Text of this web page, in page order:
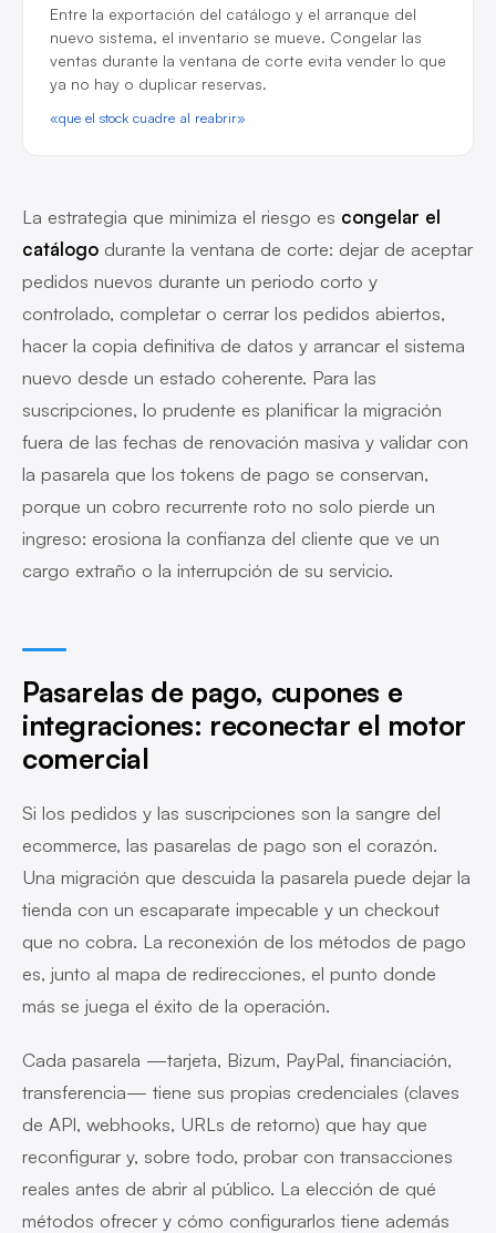
Entre la exportación del catálogo y el arranque del
nuevo sistema, el inventario se mueve. Congelar las
ventas durante la ventana de corte evita vender lo que
ya no hay o duplicar reservas.
«que el stock cuadre al reabrir»
La estrategia que minimiza el riesgo es congelar el
catálogo durante la ventana de corte: dejar de aceptar
pedidos nuevos durante un periodo corto y
controlado, completar o cerrar los pedidos abiertos,
hacer la copia definitiva de datos y arrancar el sistema
nuevo desde un estado coherente. Para las
suscripciones, lo prudente es planificar la migración
fuera de las fechas de renovación masiva y validar con
la pasarela que los tokens de pago se conservan,
porque un cobro recurrente roto no solo pierde un
ingreso: erosiona la confianza del cliente que ve un
cargo extraño o la interrupción de su servicio.
Pasarelas de pago, cupones e
integraciones: reconectar el motor
comercial
Si los pedidos y las suscripciones son la sangre del
ecommerce, las pasarelas de pago son el corazón.
Una migración que descuida la pasarela puede dejar la
tienda con un escaparate impecable y un checkout
que no cobra. La reconexión de los métodos de pago
es, junto al mapa de redirecciones, el punto donde
más se juega el éxito de la operación.
Cada pasarela —tarjeta, Bizum, PayPal, financiación,
transferencia— tiene sus propias credenciales (claves
de API, webhooks, URLs de retorno) que hay que
reconfigurar y, sobre todo, probar con transacciones
reales antes de abrir al público. La elección de qué
métodos ofrecer y cómo configurarlos tiene además